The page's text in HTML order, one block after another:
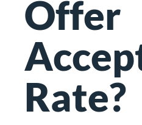
Offer
Rate?